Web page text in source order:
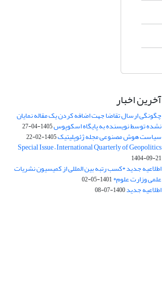
آخرین اخبار
چگونگی ارسال تقاضا جهت اضافه کردن یک مقاله نمایان
نشده توسط نویسنده به پایگاه اسکوپوس1405-04-27
سیاست هوش مصنوعی مجله ژئوپلیتیک1405-02-22
Special Issue – International Quarterly of Geopolitics
1404-09-21
اطلاعیه جدید *کسب رتبه بین المللی از کمیسیون نشریات
علمی وزارت علوم*1401-05-02
اطلاعیه جدید1400-07-08